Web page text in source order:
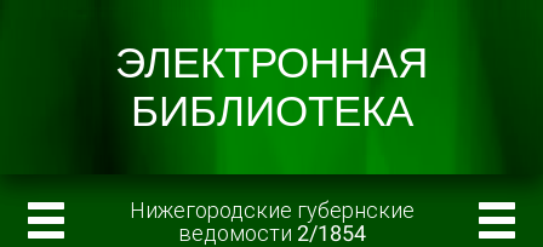
Нижегородские губернские
ведомости 2/1854